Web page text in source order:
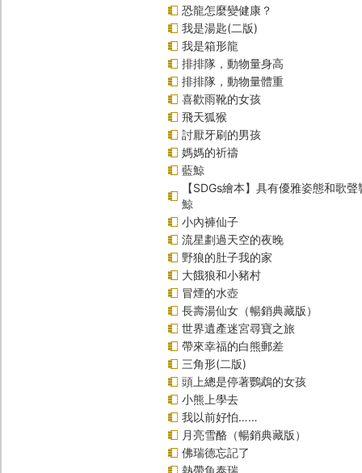
恐龍怎麼變健康？
我是湯匙(二版)
我是箱形龍
排排隊，動物量身高
排排隊，動物量體重
喜歡雨靴的女孩
飛天狐猴
討厭牙刷的男孩
媽媽的祈禱
藍鯨
【SDGs繪本】具有優雅姿態和歌
鯨
小內褲仙子
流星劃過天空的夜晚
野狼的肚子我的家
大餓狼和小豬村
冒煙的水壺
長壽湯仙女（暢銷典藏版）
世界遺產迷宮尋寶之旅
帶來幸福的白熊郵差
三角形(二版)
頭上總是停著鸚鵡的女孩
小熊上學去
我以前好怕……
月亮雪酪（暢銷典藏版）
佛瑞德忘記了
熱帶魚泰瑞